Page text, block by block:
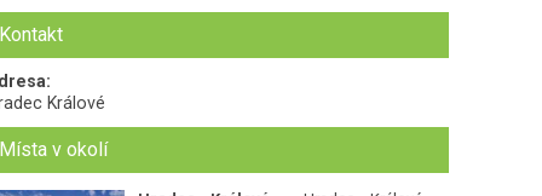
Králové
v okolí